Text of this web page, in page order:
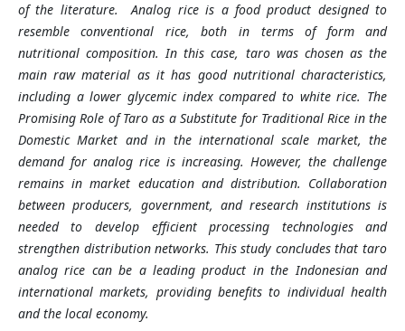
of the literature. Analog rice is a food product designed to
resemble conventional rice, both in terms of form and
nutritional composition. In this case, taro was chosen as the
main raw material as it has good nutritional characteristics,
including a lower glycemic index compared to white rice. The
Promising Role of Taro as a Substitute for Traditional Rice in the
Domestic Market and in the international scale market, the
demand for analog rice is increasing. However, the challenge
remains in market education and distribution. Collaboration
between producers, government, and research institutions is
needed to develop efficient processing technologies and
strengthen distribution networks. This study concludes that taro
analog rice can be a leading product in the Indonesian and
international markets, providing benefits to individual health
and the local economy.